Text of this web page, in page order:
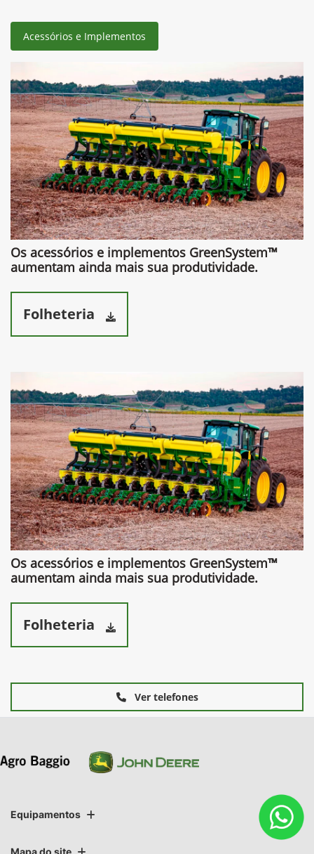
Acessórios e Implementos
Os acessórios e implementos GreenSystem™
aumentam ainda mais sua produtividade.​
Folheteria
Os acessórios e implementos GreenSystem™
aumentam ainda mais sua produtividade.​
Folheteria
Ver telefones
Equipamentos
Mapa do site